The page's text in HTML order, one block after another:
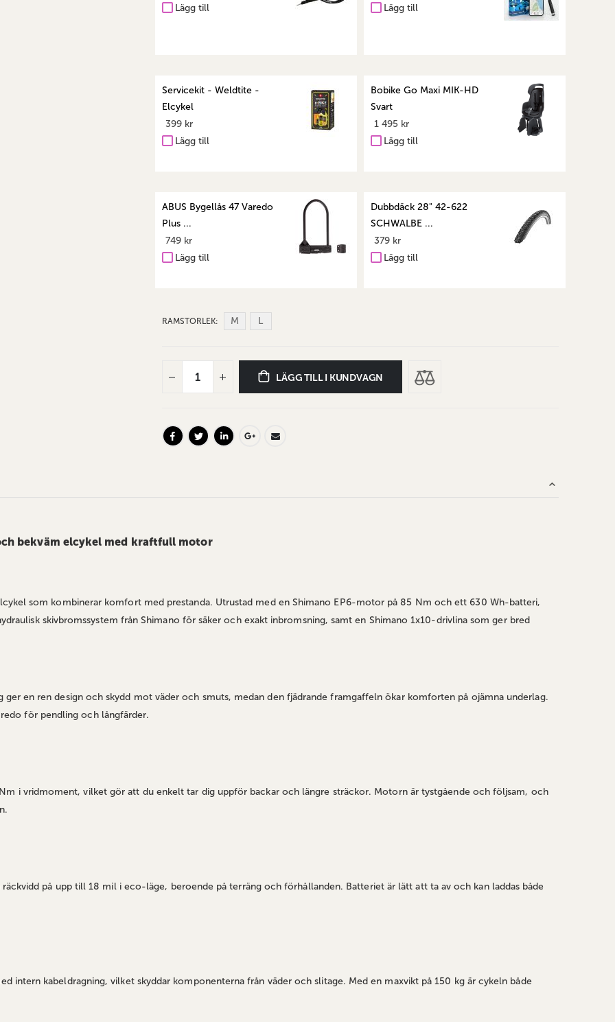
Lägg till
Lägg till
Servicekit - Weldtite -
Elcykel
399 kr
Lägg till
Bobike Go Maxi MIK-HD
Svart
1 495 kr
Lägg till
ABUS Bygellås 47 Varedo
Plus ...
749 kr
Lägg till
Dubbdäck 28" 42-622
SCHWALBE ...
379 kr
Lägg till
RAMSTORLEK M L
LÄGG TILL I KUNDVAGN
bekväm elcykel med kraftfull motor
som kombinerar komfort med prestanda. Utrustad med en Shimano EP6-motor på 85 Nm och ett 630 Wh-batteri,
skivbromssystem från Shimano för säker och exakt inbromsning, samt en Shimano 1x10-drivlina som ger bred
en ren design och skydd mot väder och smuts, medan den fjädrande framgaffeln ökar komforten på ojämna underlag.
för pendling och långfärder.
i vridmoment, vilket gör att du enkelt tar dig uppför backar och längre sträckor. Motorn är tystgående och följsam, och
på upp till 18 mil i eco-läge, beroende på terräng och förhållanden. Batteriet är lätt att ta av och kan laddas både
intern kabeldragning, vilket skyddar komponenterna från väder och slitage. Med en maxvikt på 150 kg är cykeln både